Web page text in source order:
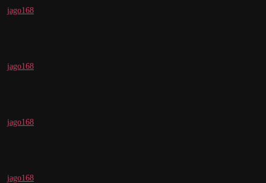
jago168
jago168
jago168
jago168